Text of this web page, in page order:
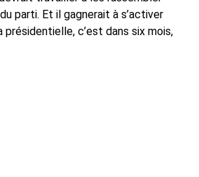
parti. Et il gagnerait à s’activer
présidentielle, c’est dans six mois,